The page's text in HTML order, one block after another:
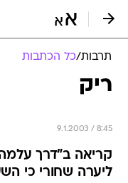
תרבות/כל הכתבות
ריק
9.1.2003 / 8:45
קריאה ב"דרך
ליערה שחורי כי